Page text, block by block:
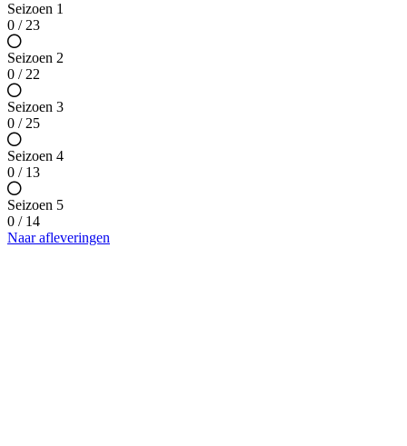
Seizoen 1
0 / 23
Seizoen 2
0 / 22
Seizoen 3
0 / 25
Seizoen 4
0 / 13
Seizoen 5
0 / 14
Naar afleveringen